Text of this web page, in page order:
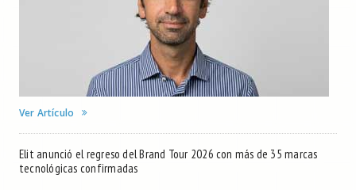
Ver Artículo
Elit anunció el regreso del Brand Tour 2026 con más de 35 marcas
tecnológicas confirmadas